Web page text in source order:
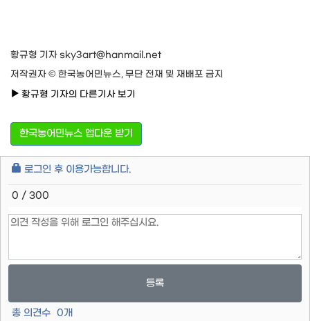
황규형 기자 sky3art@hanmail.net
저작권자 © 한국농어민뉴스, 무단 전재 및 재배포 금지
황규형 기자의 다른기사 보기
한국농어민뉴스 앱다운 받기
로그인 후 이용가능합니다.
0 / 300
등록
총 의견수 0개